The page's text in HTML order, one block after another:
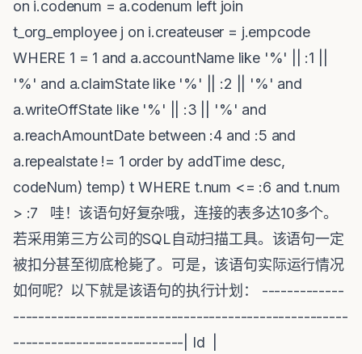
on i.codenum = a.codenum left join
t_org_employee j on i.createuser = j.empcode
WHERE 1 = 1 and a.accountName like '%' || :1 ||
'%' and a.claimState like '%' || :2 || '%' and
a.writeOffState like '%' || :3 || '%' and
a.reachAmountDate between :4 and :5 and
a.repealstate != 1 order by addTime desc,
codeNum) temp) t WHERE t.num <= :6 and t.num
> :7 哇！该语句好复杂哦，连接的表多达10多个。
若采用第三方公司的SQL自动扫描工具。该语句一定
被扣分甚至彻底枪毙了。可是，该语句实际运行情况
如何呢？以下就是该语句的执行计划： -------------
-----------------------------------------------------
---------------------------| Id |